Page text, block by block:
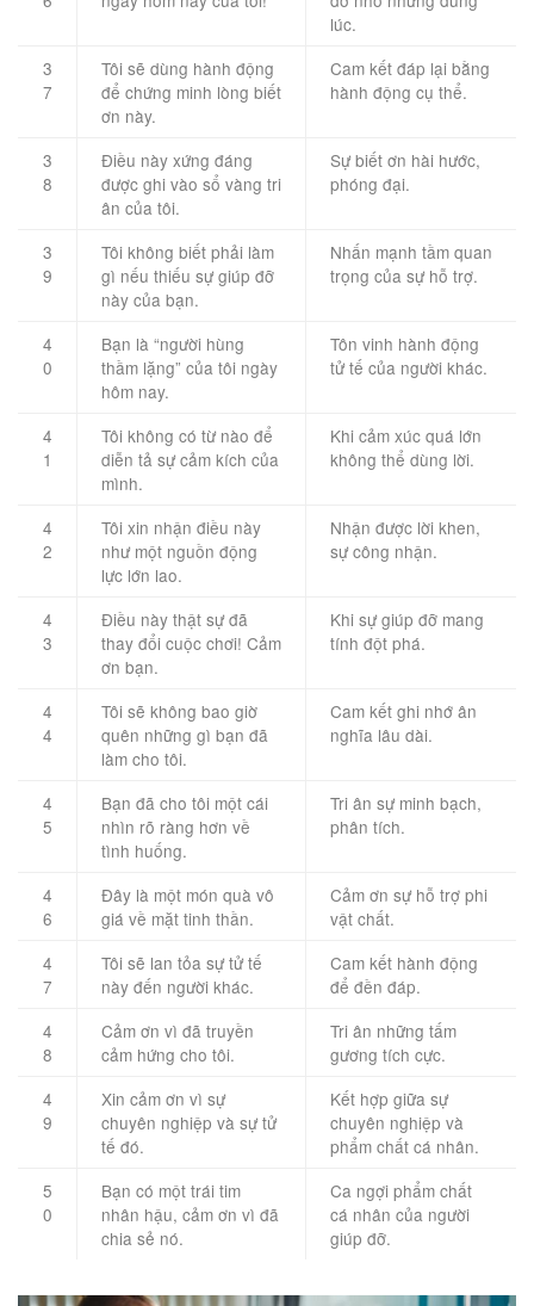
lúc.
3
7
Tôi sẽ dùng hành động
để chứng minh lòng biết
ơn này.
Cam kết đáp lại bằng
hành động cụ thể.
3
8
Điều này xứng đáng
được ghi vào sổ vàng tri
ân của tôi.
Sự biết ơn hài hước,
phóng đại.
3
9
Tôi không biết phải làm
gì nếu thiếu sự giúp đỡ
này của bạn.
Nhấn mạnh tầm quan
trọng của sự hỗ trợ.
4
0
Bạn là “người hùng
thầm lặng” của tôi ngày
hôm nay.
Tôn vinh hành động
tử tế của người khác.
4
1
Tôi không có từ nào để
diễn tả sự cảm kích của
mình.
Khi cảm xúc quá lớn
không thể dùng lời.
4
2
Tôi xin nhận điều này
như một nguồn động
lực lớn lao.
Nhận được lời khen,
sự công nhận.
4
3
Điều này thật sự đã
thay đổi cuộc chơi! Cảm
ơn bạn.
Khi sự giúp đỡ mang
tính đột phá.
4
4
Tôi sẽ không bao giờ
quên những gì bạn đã
làm cho tôi.
Cam kết ghi nhớ ân
nghĩa lâu dài.
4
5
Bạn đã cho tôi một cái
nhìn rõ ràng hơn về
tình huống.
Tri ân sự minh bạch,
phân tích.
4
6
Đây là một món quà vô
giá về mặt tinh thần.
Cảm ơn sự hỗ trợ phi
vật chất.
4
7
Tôi sẽ lan tỏa sự tử tế
này đến người khác.
Cam kết hành động
để đền đáp.
4
8
Cảm ơn vì đã truyền
cảm hứng cho tôi.
Tri ân những tấm
gương tích cực.
4
9
Xin cảm ơn vì sự
chuyên nghiệp và sự tử
tế đó.
Kết hợp giữa sự
chuyên nghiệp và
phẩm chất cá nhân.
5
0
Bạn có một trái tim
nhân hậu, cảm ơn vì đã
chia sẻ nó.
Ca ngợi phẩm chất
cá nhân của người
giúp đỡ.